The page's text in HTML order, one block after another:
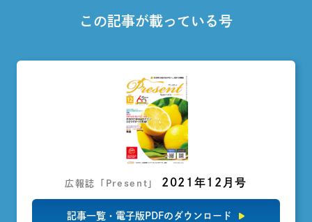
この記事が載っている号
広報誌「Present」 2021年12月号
記事一覧・電子版PDFのダウンロード